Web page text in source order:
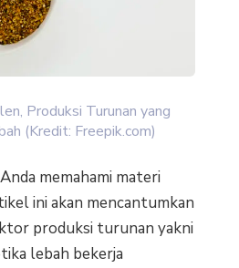
Produksi Turunan yang
(Kredit: Freepik.com)
memahami materi
ini akan mencantumkan
produksi turunan yakni
lebah bekerja